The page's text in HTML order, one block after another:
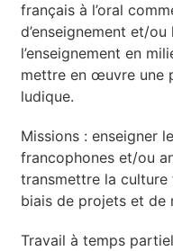
français à l’oral
d’enseignement et/ou
l’enseignement en
mettre en œuvre une
ludique.
Missions : enseigner
francophones et/ou
transmettre la
biais de projets et de
Travail à temps